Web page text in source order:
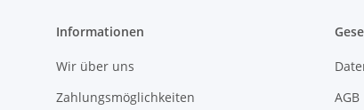
Informationen
Wir über uns
Zahlungsmöglichkeiten
AGB